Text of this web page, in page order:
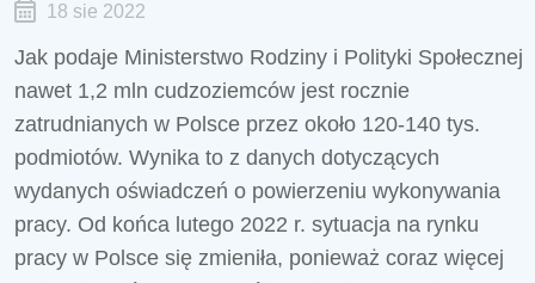
18 sie 2022
Jak podaje Ministerstwo Rodziny i Polityki Społecznej
nawet 1,2 mln cudzoziemców jest rocznie
zatrudnianych w Polsce przez około 120-140 tys.
podmiotów. Wynika to z danych dotyczących
wydanych oświadczeń o powierzeniu wykonywania
pracy. Od końca lutego 2022 r. sytuacja na rynku
pracy w Polsce się zmieniła, ponieważ coraz więcej